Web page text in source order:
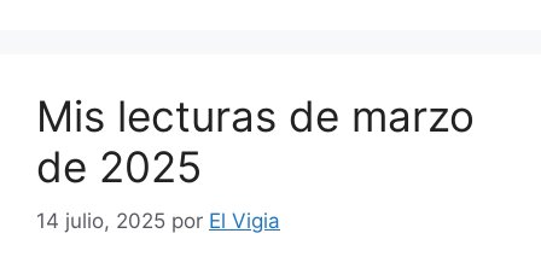
Mis lecturas de marzo
de 2025
14 julio, 2025 por El Vigia